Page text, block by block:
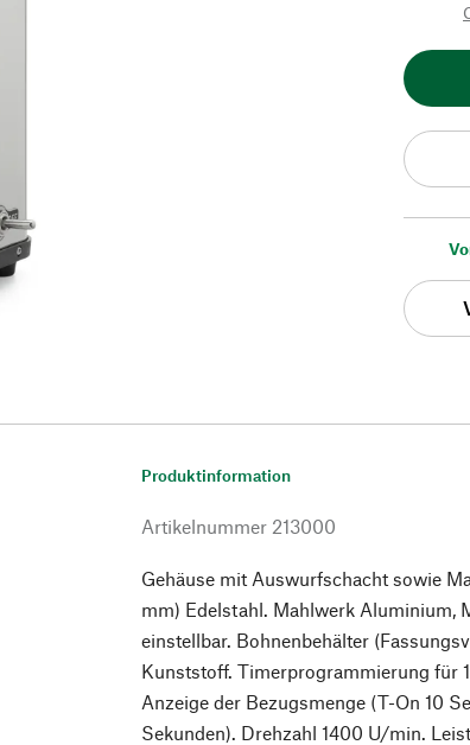
Produktinformation
Artikelnummer 213000
Gehäuse mit Auswurfschacht sowie
mm) Edelstahl. Mahlwerk Aluminium,
einstellbar. Bohnenbehälter
Kunststoff. Timerprogrammierung für
Anzeige der Bezugsmenge (T-On 10
Sekunden). Drehzahl 1400 U/min.